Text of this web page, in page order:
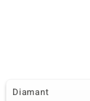
Diamant